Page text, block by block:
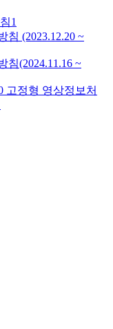
1
침 (2023.12.20 ~
침(2024.11.16 ~
고정형 영상정보처